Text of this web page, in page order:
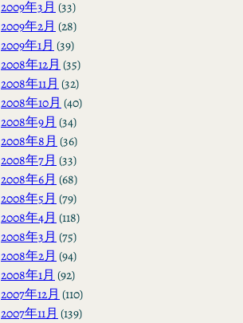
2009年3月 (33)
2009年2月 (28)
2009年1月 (39)
2008年12月 (35)
2008年11月 (32)
2008年10月 (40)
2008年9月 (34)
2008年8月 (36)
2008年7月 (33)
2008年6月 (68)
2008年5月 (79)
2008年4月 (118)
2008年3月 (75)
2008年2月 (94)
2008年1月 (92)
2007年12月 (110)
2007年11月 (139)